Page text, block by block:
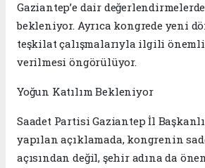
Gaziantep’e dair
bekleniyor. Ayrıca kongrede yeni
teşkilat çalışmalarıyla ilgili
verilmesi öngörülüyor.
Yoğun Katılım Bekleniyor
Saadet Partisi Gaziantep İl
yapılan açıklamada, kongrenin
açısından değil, şehir adına da